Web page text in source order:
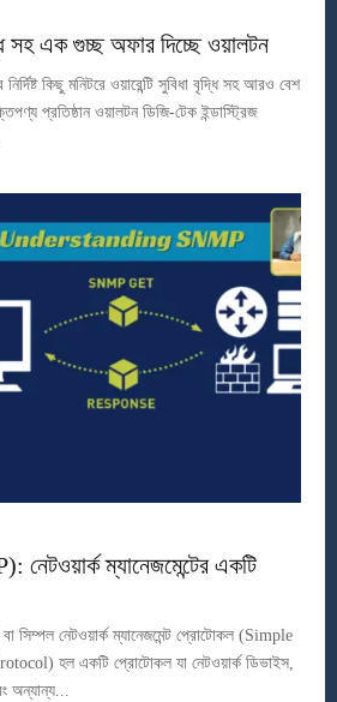
সহ এক গুচ্ছ অফার দিচ্ছে ওয়ালটন
কিছু মনিটরে ওয়ারেন্টি সুবিধা বৃদ্ধি সহ আরও বেশ
প্রতিষ্ঠান ওয়ালটন ডিজি-টেক ইন্ডাস্ট্রিজ
ম্যানেজমেন্টের একটি
সিম্পল নেটওয়ার্ক ম্যানেজমেন্ট প্রোটোকল (Simple
হল একটি প্রোটোকল যা নেটওয়ার্ক ডিভাইস,
অন্যান্য...